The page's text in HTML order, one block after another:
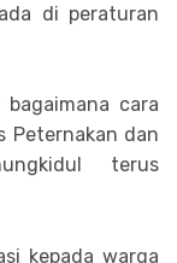
di peraturan
cara
Peternakan dan
terus
kepada warga